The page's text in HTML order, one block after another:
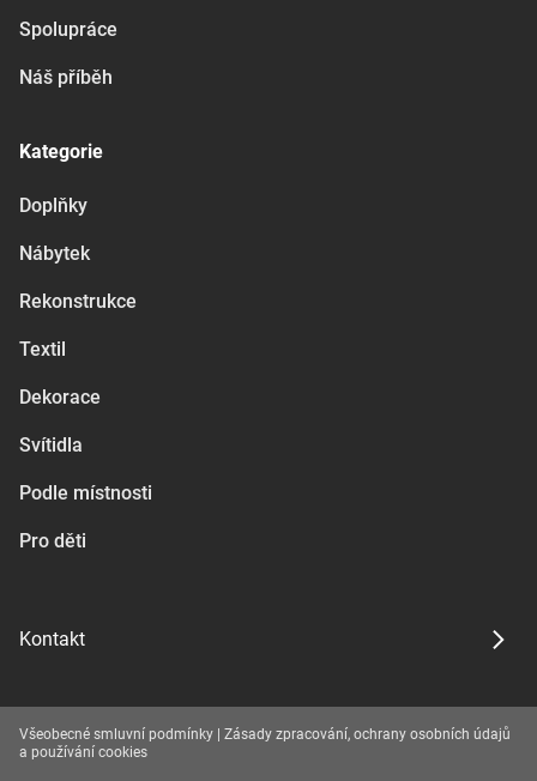
Spolupráce
Náš příběh
Kategorie
Doplňky
Nábytek
Rekonstrukce
Textil
Dekorace
Svítidla
Podle místnosti
Pro děti
Kontakt
Všeobecné smluvní podmínky
Zásady zpracování, ochrany osobních údajů
a používání cookies